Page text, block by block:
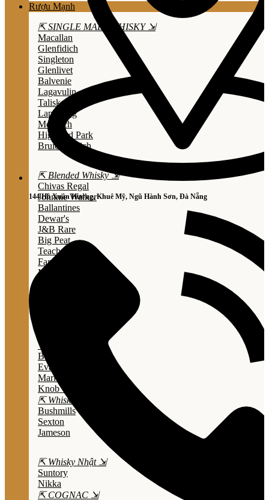
144 Hồ Xuân Hương, Khuê Mỹ, Ngũ Hành Sơn, Đà Nẵng
Rượu Mạnh
⇱ SINGLE MALT WHISKY ⇲
Macallan
Glenfidich
Singleton
Glenlivet
Balvenie
Lagavulin
Talisker
Laphroaig
Mortlach
Highland Park
Bruichladdich
⇱ Blended Whisky ⇲
Chivas Regal
Johnnie Walker
Ballantines
Dewar's
J&B Rare
Big Peat
Teacher's
Famous Grouse
Monkey Shouder
Wild Turkey
Bulleit Bourbon
Evan Williams
Marker's Mark
Knob Creek
⇱ Whiskey Ailen ⇲
Bushmills
Sexton
Jameson
⇱ Whisky Nhật ⇲
Suntory
Nikka
⇱ COGNAC ⇲